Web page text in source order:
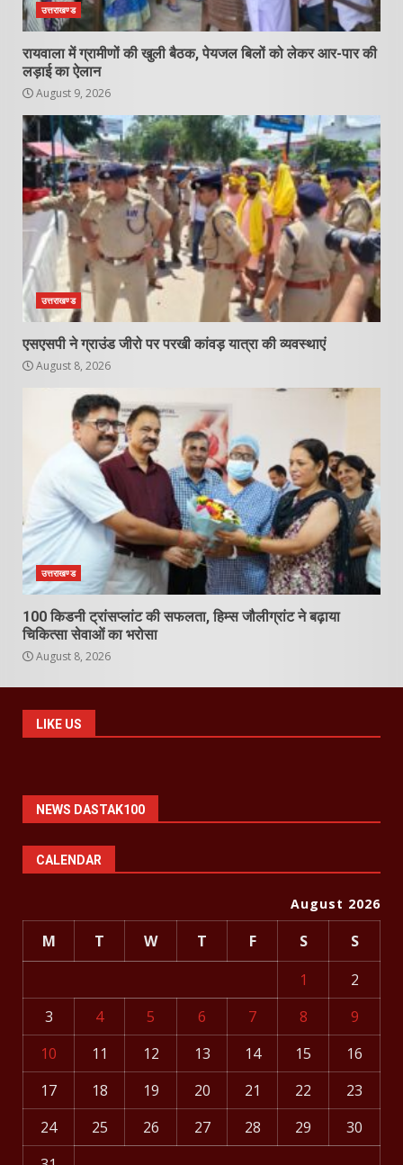
उत्तराखण्ड
रायवाला में ग्रामीणों की खुली बैठक, पेयजल बिलों को लेकर आर-पार की
लड़ाई का ऐलान
August 9, 2026
उत्तराखण्ड
एसएसपी ने ग्राउंड जीरो पर परखी कांवड़ यात्रा की व्यवस्थाएं
August 8, 2026
उत्तराखण्ड
100 किडनी ट्रांसप्लांट की सफलता, हिम्स जौलीग्रांट ने बढ़ाया
चिकित्सा सेवाओं का भरोसा
August 8, 2026
LIKE US
NEWS DASTAK100
CALENDAR
August 2026
M T W T F S
S
1
2
3
4 5 6 7 8
9
10
11 12 13 14 15
16
17
18 19 20 21 22
23
24
25 26 27 28 29
30